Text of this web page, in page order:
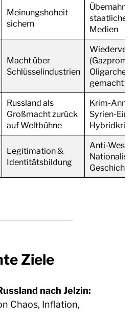
Meinungshoheit
sichern
staatlicher
Medien
Macht über
Schlüsselindustrien
(Gazprom,
Oligarchen
gemacht
Russland als
Großmacht zurück
auf Weltbühne
Krim-
Syrien-
Legitimation &
Identitätsbildung
Anti-West,
Ziele
nach Jelzin:
Chaos, Inflation,